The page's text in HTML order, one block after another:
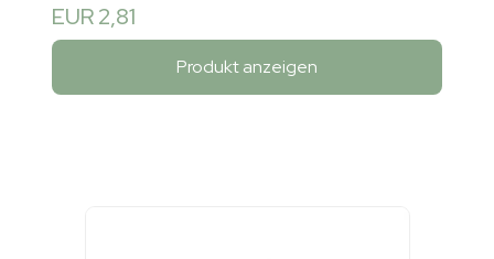
EUR 2,81
Produkt anzeigen